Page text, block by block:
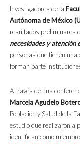
Investigadores de la
Autónoma de México
resultados preliminares
necesidades y atención
personas que tienen una
forman parte
A través de una
Marcela Agudelo
Población y Salud de la
estudio que realizaron a
identifican como